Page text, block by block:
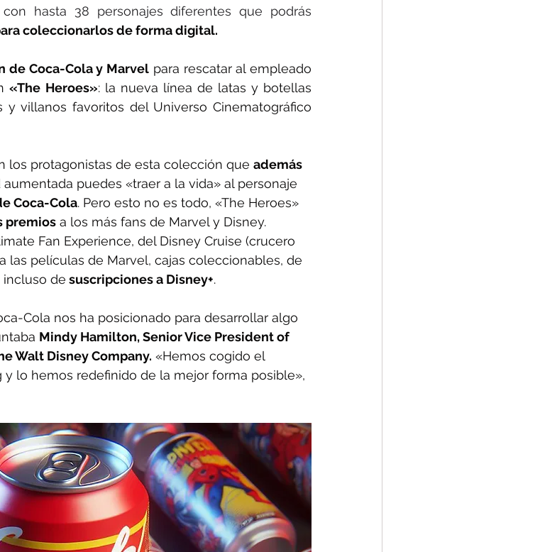
coleccionarlos de forma digital.
de Coca-Cola y Marvel para rescatar al empleado
«The Heroes»: la nueva línea de latas y botellas
y villanos favoritos del Universo Cinematográfico
los protagonistas de esta colección que además
aumentada puedes «traer a la vida» al personaje
Coca-Cola. Pero esto no es todo, «The Heroes»
premios a los más fans de Marvel y Disney.
Fan Experience, del Disney Cruise (crucero
las películas de Marvel, cajas coleccionables, de
incluso de suscripciones a Disney+.
Cola nos ha posicionado para desarrollar algo
Mindy Hamilton, Senior Vice President of
Walt Disney Company. «Hemos cogido el
lo hemos redefinido de la mejor forma posible»,